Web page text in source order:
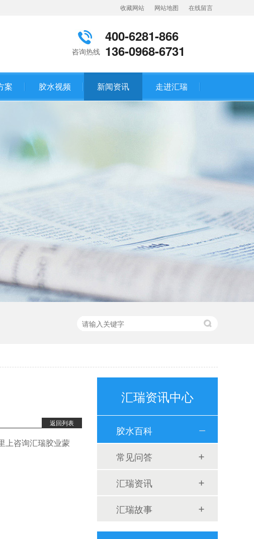
收藏网站 网站地图 在线留言
咨询热线
400-6281-866
136-0968-6731
案 胶水视频 新闻资讯 走进汇瑞
返回列表
上咨询汇瑞胶业蒙
汇瑞资讯中心
胶水百科
常见问答
汇瑞资讯
汇瑞故事
HR-271 不可拆卸螺纹锁固剂